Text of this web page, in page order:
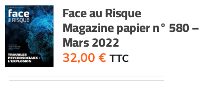
Face au Risque
Magazine papier n° 580 –
Mars 2022
32,00 € TTC